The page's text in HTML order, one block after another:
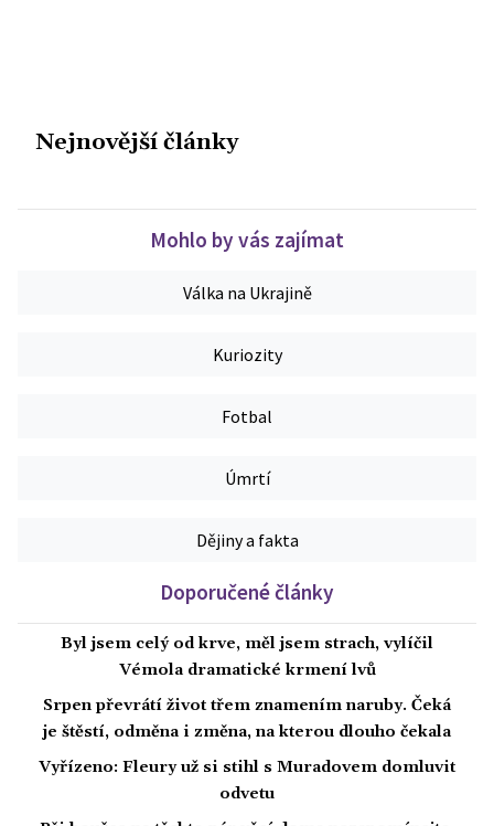
Nejnovější články
Mohlo by vás zajímat
Válka na Ukrajině
Kuriozity
Fotbal
Úmrtí
Dějiny a fakta
Doporučené články
Byl jsem celý od krve, měl jsem strach, vylíčil
Vémola dramatické krmení lvů
Srpen převrátí život třem znamením naruby. Čeká
je štěstí, odměna i změna, na kterou dlouho čekala
Vyřízeno: Fleury už si stihl s Muradovem domluvit
odvetu